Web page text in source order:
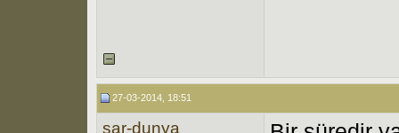
27-03-2014, 18:51
sar-dunya